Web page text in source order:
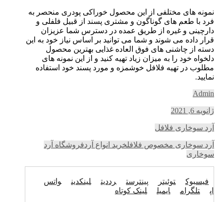
نمونه های مختلفی از این محصول خوراکی پودری منحصر به
فرد با طعم های گوناگون و مشتری پسند از قبیل فلفلی و
دارچینی و غیره از طریق عمده در دسترس شما عزیزان
قرار داده می شوند و شما می توانید بر اساس نیاز خود به این
دسته از چاشنی های فوق العاده غذایی بهترین محصول
دلخواه خود را به میزان زیاد تهیه کنید و از این نمونه های
مطلوب در تهیه فلافل خوشمزه و مورد پسند خود استفاده
نمایید.
Admin
ژانویه 6, 2021
آرد سوخاری فلافل
آرد سوخاری مخصوص فلافلخرید انواع آردفروشگاه آرد
سوخاری
فیسبوک توئیتر پینترست رددیت لینکدین
واتس
اپ
تلگرام ایمیل لینک کوتاه